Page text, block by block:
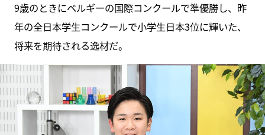
9歳のときにベルギーの国際コンクールで準優勝し、昨
年の全日本学生コンクールで小学生日本3位に輝いた、
将来を期待される逸材だ。